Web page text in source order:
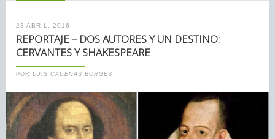
23 ABRIL, 2016
REPORTAJE – DOS AUTORES Y UN DESTINO:
CERVANTES Y SHAKESPEARE
POR LUIS CADENAS BORGES